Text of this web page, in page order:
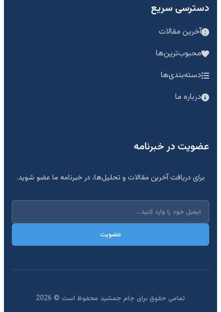
دسترسی سریع
آخرین مقالات
محبوب‌ترین‌ها
دسته‌بندی‌ها
درباره ما
عضویت در خبرنامه
برای دریافت آخرین مقالات و تحلیل‌ها، در خبرنامه ما عضو شوید.
عضویت
تمامی حقوق برای جام جمشید محفوظ است © 2026